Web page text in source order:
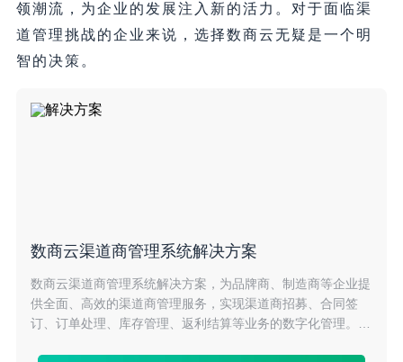
领潮流，为企业的发展注入新的活力。对于面临渠
道管理挑战的企业来说，选择数商云无疑是一个明
智的决策。
数商云渠道商管理系统解决方案
数商云渠道商管理系统解决方案，为品牌商、制造商等企业提
供全面、高效的渠道商管理服务，实现渠道商招募、合同签
订、订单处理、库存管理、返利结算等业务的数字化管理。提